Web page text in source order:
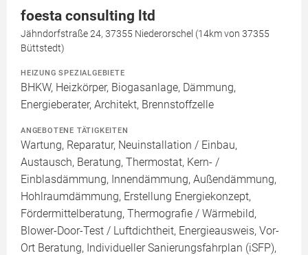
foesta consulting ltd
Jähndorfstraße 24, 37355 Niederorschel (14km von 37355
Büttstedt)
HEIZUNG SPEZIALGEBIETE
BHKW, Heizkörper, Biogasanlage, Dämmung,
Energieberater, Architekt, Brennstoffzelle
ANGEBOTENE TÄTIGKEITEN
Wartung, Reparatur, Neuinstallation / Einbau,
Austausch, Beratung, Thermostat, Kern- /
Einblasdämmung, Innendämmung, Außendämmung,
Hohlraumdämmung, Erstellung Energiekonzept,
Fördermittelberatung, Thermografie / Wärmebild,
Blower-Door-Test / Luftdichtheit, Energieausweis, Vor-
Ort Beratung, Individueller Sanierungsfahrplan (iSFP),